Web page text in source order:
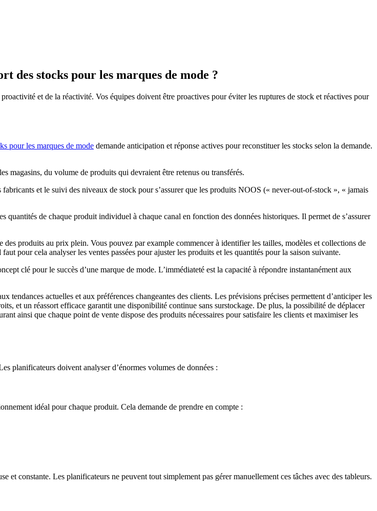
des stocks pour les marques de mode ?
et de la réactivité. Vos équipes doivent être proactives pour éviter les ruptures de stock et réactives pour
pour les marques de mode demande anticipation et réponse actives pour reconstituer les stocks selon la demande.
magasins, du volume de produits qui devraient être retenus ou transférés.
et le suivi des niveaux de stock pour s’assurer que les produits NOOS (« never-out-of-stock », « jamais
quantités de chaque produit individuel à chaque canal en fonction des données historiques. Il permet de s’assurer
produits au prix plein. Vous pouvez par example commencer à identifier les tailles, modèles et collections de
pour cela analyser les ventes passées pour ajuster les produits et les quantités pour la saison suivante.
clé pour le succès d’une marque de mode. L’immédiateté est la capacité à répondre instantanément aux
actuelles et aux préférences changeantes des clients. Les prévisions précises permettent d’anticiper les
et un réassort efficace garantit une disponibilité continue sans surstockage. De plus, la possibilité de déplacer
ainsi que chaque point de vente dispose des produits nécessaires pour satisfaire les clients et maximiser les
planificateurs doivent analyser d’énormes volumes de données :
idéal pour chaque produit. Cela demande de prendre en compte :
et constante. Les planificateurs ne peuvent tout simplement pas gérer manuellement ces tâches avec des tableurs.